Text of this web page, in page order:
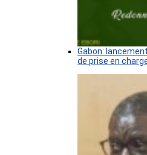
Gabon:
de prise en